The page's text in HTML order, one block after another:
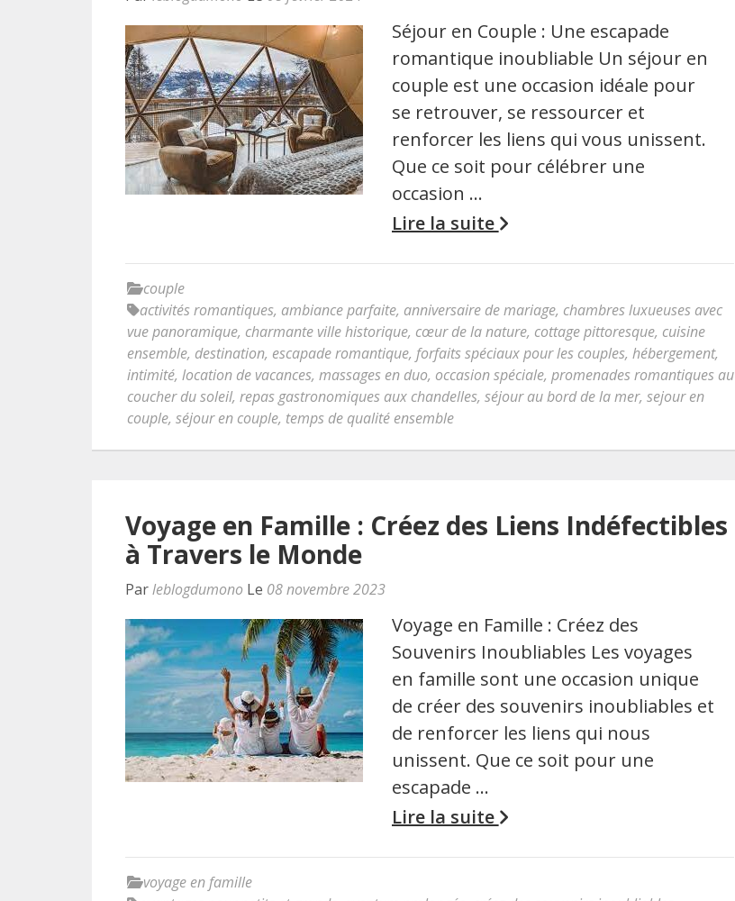
Séjour en Couple : Une escapade
romantique inoubliable Un séjour en
couple est une occasion idéale pour
se retrouver, se ressourcer et
renforcer les liens qui vous unissent.
Que ce soit pour célébrer une
occasion …
Lire la suite
couple
activités romantiques, ambiance parfaite, anniversaire de mariage, chambres luxueuses avec
vue panoramique, charmante ville historique, cœur de la nature, cottage pittoresque, cuisine
ensemble, destination, escapade romantique, forfaits spéciaux pour les couples, hébergement,
intimité, location de vacances, massages en duo, occasion spéciale, promenades romantiques au
coucher du soleil, repas gastronomiques aux chandelles, séjour au bord de la mer, sejour en
couple, séjour en couple, temps de qualité ensemble
Voyage en Famille : Créez des Liens Indéfectibles
à Travers le Monde
Parleblogdumono Le 08 novembre 2023
Voyage en Famille : Créez des
Souvenirs Inoubliables Les voyages
en famille sont une occasion unique
de créer des souvenirs inoubliables et
de renforcer les liens qui nous
unissent. Que ce soit pour une
escapade …
Lire la suite
voyage en famille